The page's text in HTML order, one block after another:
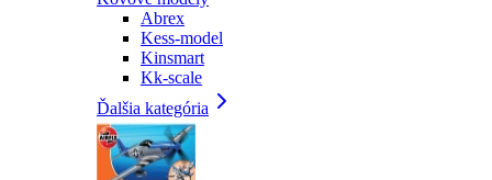
Abrex
Kess-model
Kinsmart
Kk-scale
Ďalšia kategória